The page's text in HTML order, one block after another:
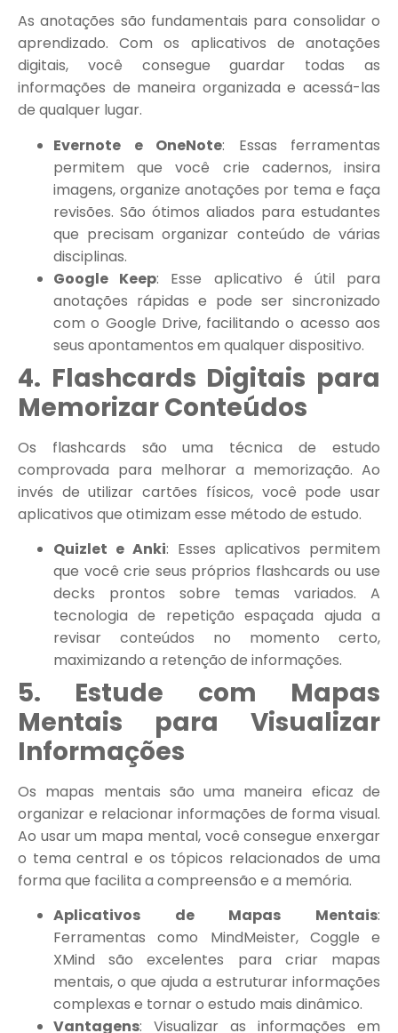
As anotações são fundamentais para consolidar o
aprendizado. Com os aplicativos de anotações
digitais, você consegue guardar todas as
informações de maneira organizada e acessá-las
de qualquer lugar.
Evernote e OneNote: Essas ferramentas
permitem que você crie cadernos, insira
imagens, organize anotações por tema e faça
revisões. São ótimos aliados para estudantes
que precisam organizar conteúdo de várias
disciplinas.
Google Keep: Esse aplicativo é útil para
anotações rápidas e pode ser sincronizado
com o Google Drive, facilitando o acesso aos
seus apontamentos em qualquer dispositivo.
4. Flashcards Digitais para
Memorizar Conteúdos
Os flashcards são uma técnica de estudo
comprovada para melhorar a memorização. Ao
invés de utilizar cartões físicos, você pode usar
aplicativos que otimizam esse método de estudo.
Quizlet e Anki: Esses aplicativos permitem
que você crie seus próprios flashcards ou use
decks prontos sobre temas variados. A
tecnologia de repetição espaçada ajuda a
revisar conteúdos no momento certo,
maximizando a retenção de informações.
5. Estude com Mapas
Mentais para Visualizar
Informações
Os mapas mentais são uma maneira eficaz de
organizar e relacionar informações de forma visual.
Ao usar um mapa mental, você consegue enxergar
o tema central e os tópicos relacionados de uma
forma que facilita a compreensão e a memória.
Aplicativos de Mapas Mentais:
Ferramentas como MindMeister, Coggle e
XMind são excelentes para criar mapas
mentais, o que ajuda a estruturar informações
complexas e tornar o estudo mais dinâmico.
Vantagens: Visualizar as informações em